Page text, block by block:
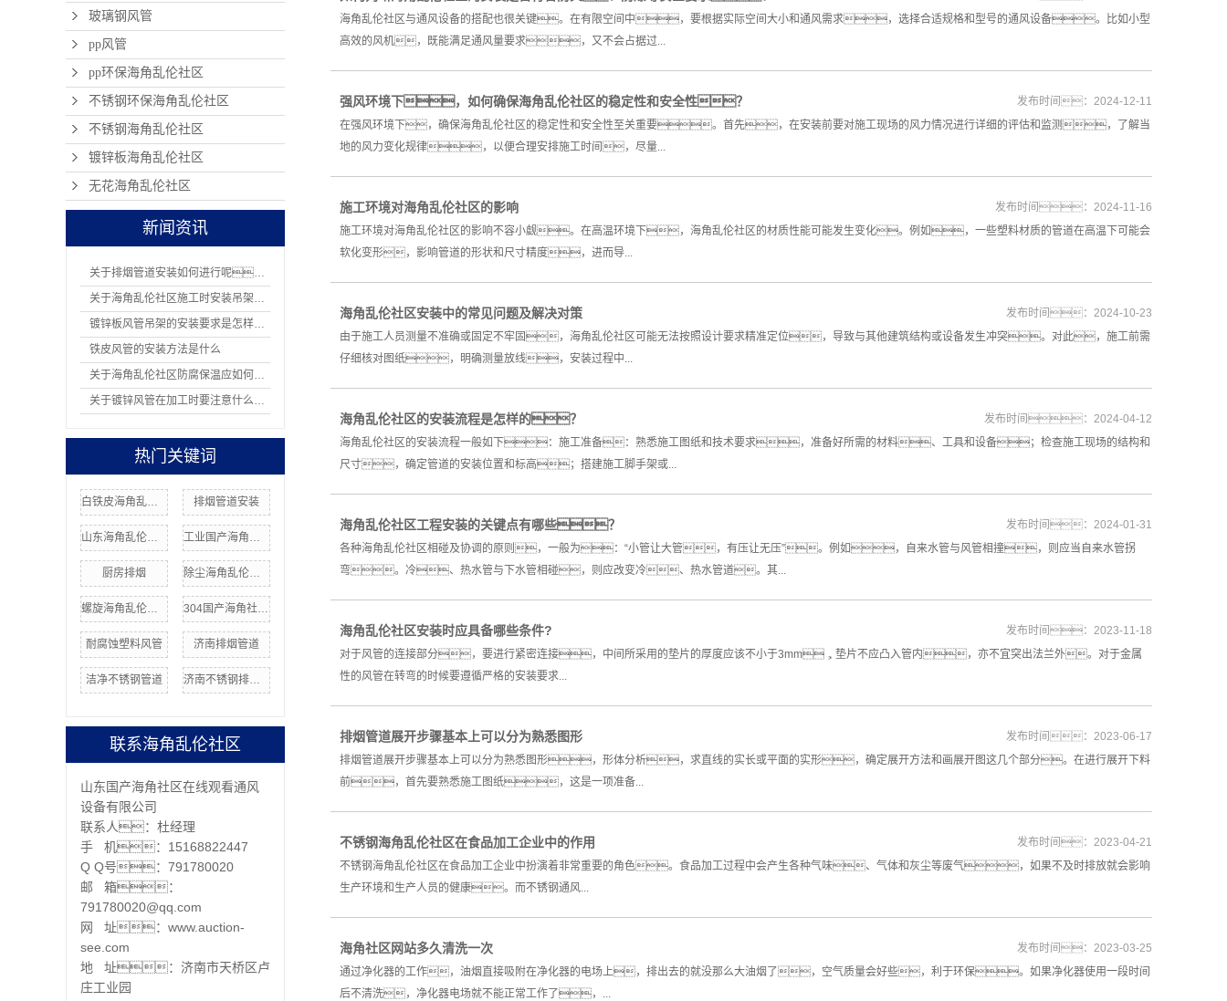
玻璃钢风管
pp风管
pp环保海角乱伦社区
不锈钢环保海角乱伦社区
不锈钢海角乱伦社区
镀锌板海角乱伦社区
无花海角乱伦社区
新闻资讯
关于排烟管道安装如何进行呢？
关于海角乱伦社区施工时安装吊架有哪8项规定
镀锌板风管吊架的安装要求是怎样的？
铁皮风管的安装方法是什么
关于海角乱伦社区防腐保温应如何操作
关于镀锌风管在加工时要注意什么问题
热门关键词
白铁皮海角乱伦社区安装 排烟管道安装
山东海角乱伦社区安装 工业国产海角社区在线
厨房排烟 除尘海角乱伦社区价格
螺旋海角乱伦社区 304国产海角社区在线
耐腐蚀塑料风管 济南排烟管道
洁净不锈钢管道 济南不锈钢排烟管道
联系海角乱伦社区
山东国产海角社区在线观看通风
设备有限公司
联系人：杜经理
手 机：15168822447
Q Q号：791780020
邮 箱：
791780020@qq.com
网 址：www.auction-
see.com
地 址：济南市天桥区卢
庄工业园
海角乱伦社区与通风设备的搭配也很关键。在有限空间中，要根据实际空间大小和通风需求，选择合适规格和型号的通风设备。比如小型
高效的风机，既能满足通风量要求，又不会占据过...
强风环境下，如何确保海角乱伦社区的稳定性和安全性？
在强风环境下，确保海角乱伦社区的稳定性和安全性至关重要。首先，在安装前要对施工现场的风力情况进行详细的评估和监测，了解当
地的风力变化规律，以便合理安排施工时间，尽量...
发布时间：2024-12-11
施工环境对海角乱伦社区的影响
施工环境对海角乱伦社区的影响不容小觑。在高温环境下，海角乱伦社区的材质性能可能发生变化。例如，一些塑料材质的管道在高温下可能会
软化变形，影响管道的形状和尺寸精度，进而导...
发布时间：2024-11-16
海角乱伦社区安装中的常见问题及解决对策
由于施工人员测量不准确或固定不牢固，海角乱伦社区可能无法按照设计要求精准定位，导致与其他建筑结构或设备发生冲突。对此，施工前需
仔细核对图纸，明确测量放线，安装过程中...
发布时间：2024-10-23
海角乱伦社区的安装流程是怎样的？
海角乱伦社区的安装流程一般如下：施工准备：熟悉施工图纸和技术要求，准备好所需的材料、工具和设备；检查施工现场的结构和
尺寸，确定管道的安装位置和标高；搭建施工脚手架或...
发布时间：2024-04-12
海角乱伦社区工程安装的关键点有哪些？
各种海角乱伦社区相碰及协调的原则，一般为：“小管让大管，有压让无压”。例如，自来水管与风管相撞，则应当自来水管拐
弯。冷、热水管与下水管相碰，则应改变冷、热水管道。其...
发布时间：2024-01-31
海角乱伦社区安装时应具备哪些条件?
对于风管的连接部分，要进行紧密连接，中间所采用的垫片的厚度应该不小于3mm，垫片不应凸入管内，亦不宜突出法兰外。对于金属
性的风管在转弯的时候要遵循严格的安装要求...
发布时间：2023-11-18
排烟管道展开步骤基本上可以分为熟悉图形
排烟管道展开步骤基本上可以分为熟悉图形，形体分析，求直线的实长或平面的实形，确定展开方法和画展开图这几个部分。在进行展开下料
前，首先要熟悉施工图纸，这是一项准备...
发布时间：2023-06-17
不锈钢海角乱伦社区在食品加工企业中的作用
不锈钢海角乱伦社区在食品加工企业中扮演着非常重要的角色。食品加工过程中会产生各种气味、气体和灰尘等废气，如果不及时排放就会影响
生产环境和生产人员的健康。而不锈钢通风...
发布时间：2023-04-21
海角社区网站多久清洗一次
通过净化器的工作，油烟直接吸附在净化器的电场上，排出去的就没那么大油烟了，空气质量会好些，利于环保。如果净化器使用一段时间
后不清洗，净化器电场就不能正常工作了，...
发布时间：2023-03-25